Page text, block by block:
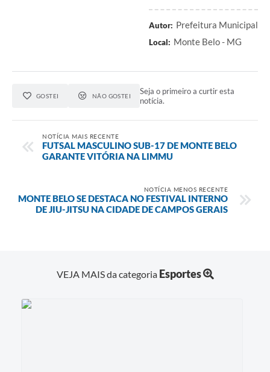
Autor: Prefeitura Municipal
Local: Monte Belo - MG
GOSTEI NÃO GOSTEI
Seja o primeiro a curtir esta
notícia.
NOTÍCIA MAIS RECENTE
FUTSAL MASCULINO SUB-17 DE MONTE BELO
GARANTE VITÓRIA NA LIMMU
NOTÍCIA MENOS RECENTE
MONTE BELO SE DESTACA NO FESTIVAL INTERNO
DE JIU-JITSU NA CIDADE DE CAMPOS GERAIS
VEJA MAIS da categoria Esportes